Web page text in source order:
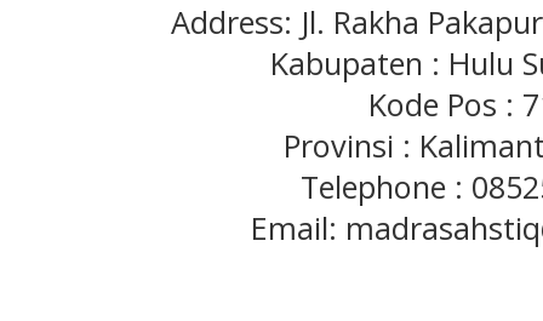
Address: Jl. Rakha
Kabupaten : Hulu
Kode Pos :
Provinsi :
Telephone :
Email: